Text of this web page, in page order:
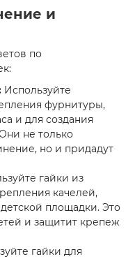
и
по
Используйте
фурнитуры,
и для создания
не только
но и придадут
гайки из
качелей,
площадки. Это
и защитит крепеж
гайки для